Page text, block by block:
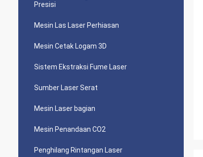
Presisi
Mesin Las Laser Perhiasan
Mesin Cetak Logam 3D
Sistem Ekstraksi Fume Laser
Sumber Laser Serat
Mesin Laser bagian
Mesin Penandaan CO2
Penghilang Rintangan Laser